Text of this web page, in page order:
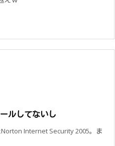
ルしてないし
Internet Security 2005。ま